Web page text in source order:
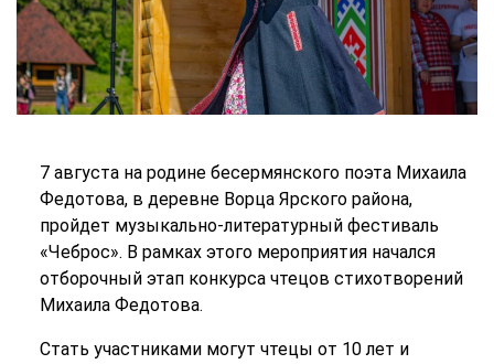
7 августа на родине бесермянского поэта Михаила
Федотова, в деревне Ворца Ярского района,
пройдет музыкально-литературный фестиваль
«Чеброс». В рамках этого мероприятия начался
отборочный этап конкурса чтецов стихотворений
Михаила Федотова.
Стать участниками могут чтецы от 10 лет и